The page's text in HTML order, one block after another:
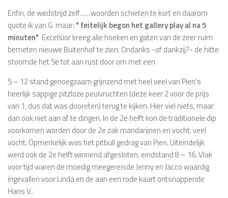
Enfin, de wedstrijd zelf……woorden schieten te kort en daarom
quote ik van G. maar: " feitelijk begon het gallery play al na 5
minuten" Excelsior kreeg alle hoeken en gaten van de zeer ruim
bemeten nieuwe Buitenhof te zien. Ondanks -of dankzij?- de hitte
stoomde het 5e tot aan rust door om met een
5 – 12 stand genoegzaam grijnzend met heel veel van Pien's
heerlijk sappige pitzloze peulvruchten (deze keer 2 voor de prijs
van 1, dus dat was dooreten) terug te kijken. Hier viel niets, maar
dan ook niet aan af te dingen. In de 2e helft kon de traditionele dip
voorkomen worden door de 2e zak mandarijnen en vocht, veel
vocht. Opmerkelijk was het pitbull gedrag van Pien. Uiteindelijk
werd ook de 2e helft winnend afgesloten, eindstand 8 – 16. Vlak
voor tijd waren de moedig meegereisde Jenny en Jacco waardig
ingevallen voor Linda en de aan een rode kaart ontsnappende
Hans V..